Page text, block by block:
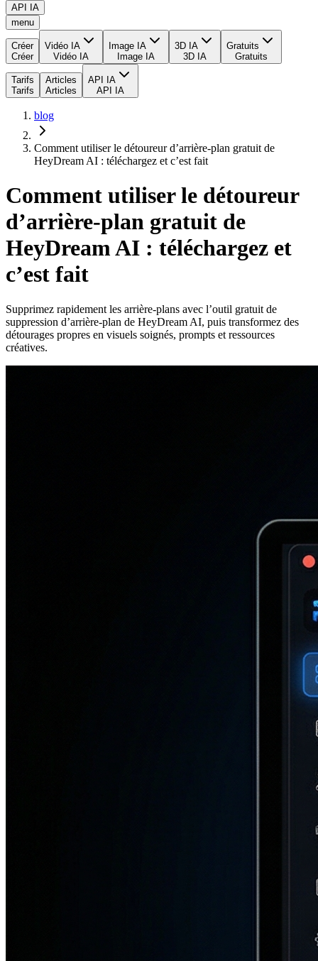
API IA
menu
Créer
Créer
Vidéo IA
Vidéo IA
Image IA
Image IA
3D IA
3D IA
Gratuits
Gratuits
Tarifs
Tarifs
Articles
Articles
API IA
API IA
blog
Comment utiliser le détoureur d’arrière-plan gratuit de
HeyDream AI : téléchargez et c’est fait
Comment utiliser le détoureur
d’arrière-plan gratuit de
HeyDream AI : téléchargez et
c’est fait
Supprimez rapidement les arrière-plans avec l’outil gratuit de
suppression d’arrière-plan de HeyDream AI, puis transformez des
détourages propres en visuels soignés, prompts et ressources
créatives.